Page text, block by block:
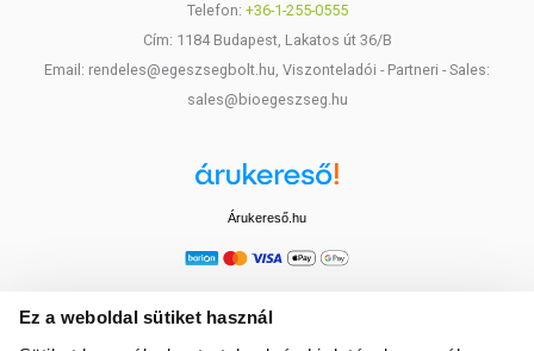
Ez a weboldal sütiket használ
Telefon: +36-1-255-0555
Cím: 1184 Budapest, Lakatos út 36/B
Email: rendeles@egeszsegbolt.hu, Viszonteladói - Partneri - Sales:
sales@bioegeszseg.hu
Árukereső.hu